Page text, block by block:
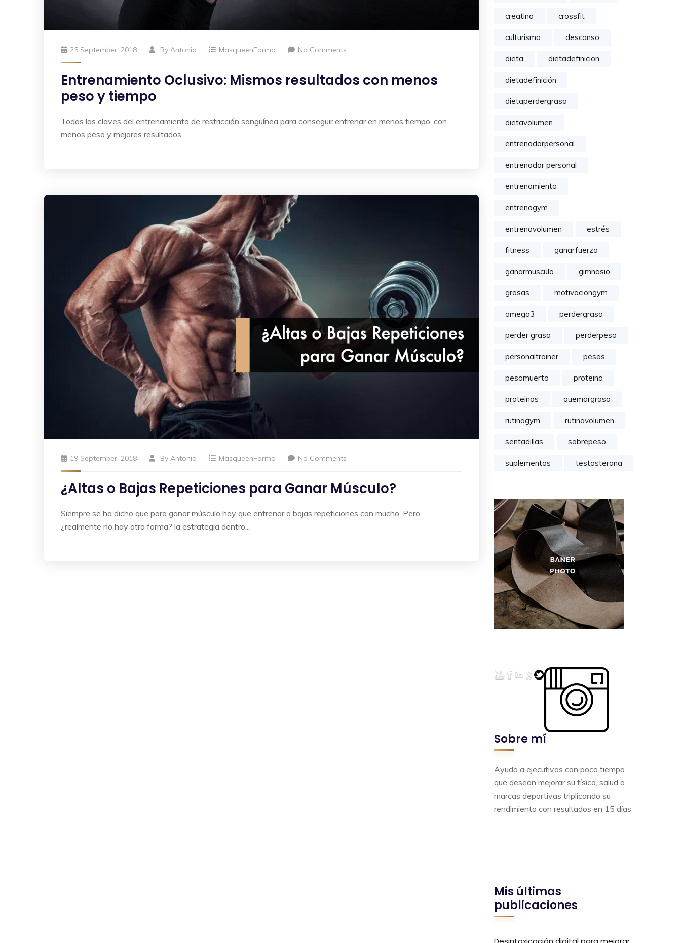
25 September, 2018 By Antonio MasqueenForma No Comments
Entrenamiento Oclusivo: Mismos resultados con menos
peso y tiempo
Todas las claves del entrenamiento de restricción sanguínea para conseguir entrenar en menos tiempo, con
menos peso y mejores resultados.
19 September, 2018 By Antonio MasqueenForma No Comments
¿Altas o Bajas Repeticiones para Ganar Músculo?
Siempre se ha dicho que para ganar músculo hay que entrenar a bajas repeticiones con mucho. Pero,
¿realmente no hay otra forma? la estrategia dentro...
creatina crossfit
culturismo descanso
dieta dietadefinicion
dietadefinición
dietaperdergrasa
dietavolumen
entrenadorpersonal
entrenador personal
entrenamiento
entrenogym
entrenovolumen estrés
fitness ganarfuerza
ganarmusculo gimnasio
grasas motivaciongym
omega3 perdergrasa
perder grasa perderpeso
personaltrainer pesas
pesomuerto proteina
proteinas quemargrasa
rutinagym rutinavolumen
sentadillas sobrepeso
suplementos testosterona
Sobre mí
Ayudo a ejecutivos con poco tiempo
que desean mejorar su físico, salud o
marcas deportivas triplicando su
rendimiento con resultados en 15 días
Mis últimas
publicaciones